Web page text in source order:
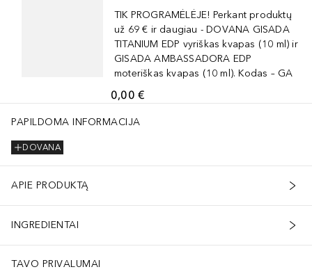
TIK PROGRAMĖLĖJE! Perkant produktų
už 69 € ir daugiau - DOVANA GISADA
TITANIUM EDP vyriškas kvapas (10 ml) ir
GISADA AMBASSADORA EDP
moteriškas kvapas (10 ml). Kodas – GA
0,00 €
PAPILDOMA INFORMACIJA
DOVANA
APIE PRODUKTĄ
INGREDIENTAI
TAVO PRIVALUMAI